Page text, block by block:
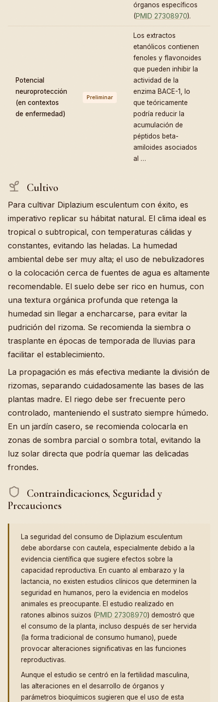
órganos específicos
(PMID 27308970).
Potencial
neuroprotección
(en contextos
de enfermedad)
Preliminar
Los extractos
etanólicos contienen
fenoles y flavonoides
que pueden inhibir la
actividad de la
enzima BACE-1, lo
que teóricamente
podría reducir la
acumulación de
péptidos beta-
amiloides asociados
al …
Cultivo
Para cultivar Diplazium esculentum con éxito, es
imperativo replicar su hábitat natural. El clima ideal es
tropical o subtropical, con temperaturas cálidas y
constantes, evitando las heladas. La humedad
ambiental debe ser muy alta; el uso de nebulizadores
o la colocación cerca de fuentes de agua es altamente
recomendable. El suelo debe ser rico en humus, con
una textura orgánica profunda que retenga la
humedad sin llegar a encharcarse, para evitar la
pudrición del rizoma. Se recomienda la siembra o
trasplante en épocas de temporada de lluvias para
facilitar el establecimiento.
La propagación es más efectiva mediante la división de
rizomas, separando cuidadosamente las bases de las
plantas madre. El riego debe ser frecuente pero
controlado, manteniendo el sustrato siempre húmedo.
En un jardín casero, se recomienda colocarla en
zonas de sombra parcial o sombra total, evitando la
luz solar directa que podría quemar las delicadas
frondes.
Contraindicaciones, Seguridad y
Precauciones
La seguridad del consumo de Diplazium esculentum
debe abordarse con cautela, especialmente debido a la
evidencia científica que sugiere efectos sobre la
capacidad reproductiva. En cuanto al embarazo y la
lactancia, no existen estudios clínicos que determinen la
seguridad en humanos, pero la evidencia en modelos
animales es preocupante. El estudio realizado en
ratones albinos suizos (PMID 27308970) demostró que
el consumo de la planta, incluso después de ser hervida
(la forma tradicional de consumo humano), puede
provocar alteraciones significativas en las funciones
reproductivas.
Aunque el estudio se centró en la fertilidad masculina,
las alteraciones en el desarrollo de órganos y
parámetros bioquímicos sugieren que el uso de esta